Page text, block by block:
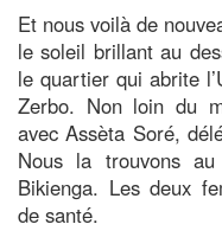
Et nous voilà de
le soleil brillant au
le quartier qui abrite
Zerbo. Non loin du
avec Assèta Soré,
Nous la trouvons
Bikienga. Les deux
de santé.